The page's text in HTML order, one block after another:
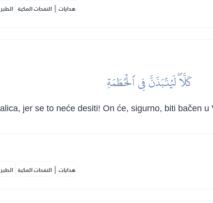
النفحات المكية | هدايات
كَلَّاۖ لَيُنۢبَذَنَّ فِي ٱلۡحُطَمَةِ
jer se to neće desiti! On će, sigurno, biti bačen
النفحات المكية | هدايات